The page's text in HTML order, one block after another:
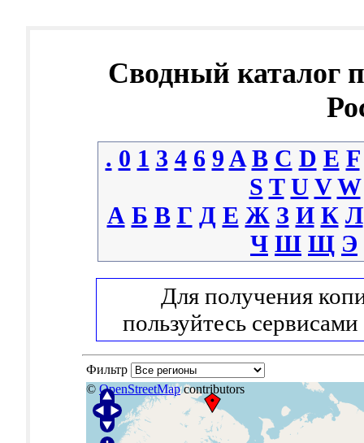
Сводный каталог
. 0 1 3 4 6 9 A B C D E F
S T U V W
А Б В Г Д Е Ж З И К Л
Ч Ш Щ Э
Для получения
пользуйтесь сервисами
Фильтр
© OpenStreetMapcontributors